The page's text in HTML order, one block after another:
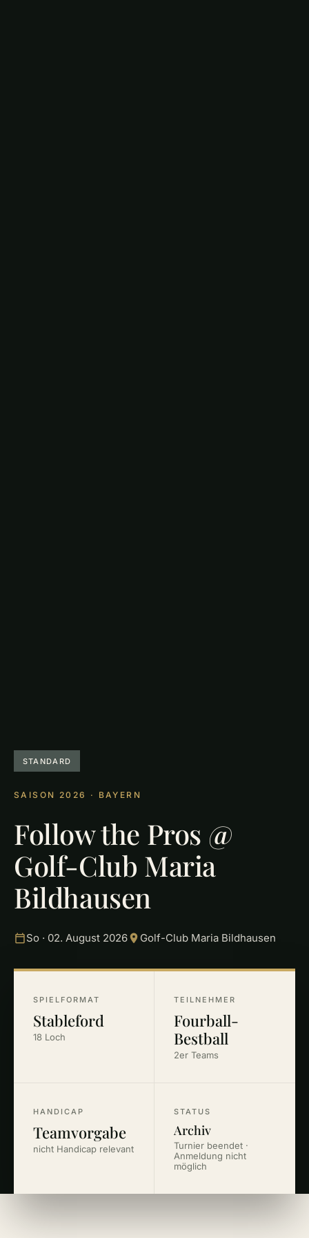
STANDARD
SAISON 2026 · BAYERN
Follow the Pros @
Golf-Club Maria
Bildhausen
So · 02. August 2026 Golf-Club Maria Bildhausen
SPIELFORMAT
Stableford
18 Loch
TEILNEHMER
Fourball-
Bestball
2er Teams
HANDICAP
Teamvorgabe
nicht Handicap relevant
STATUS
Archiv
Turnier beendet ·
Anmeldung nicht
möglich